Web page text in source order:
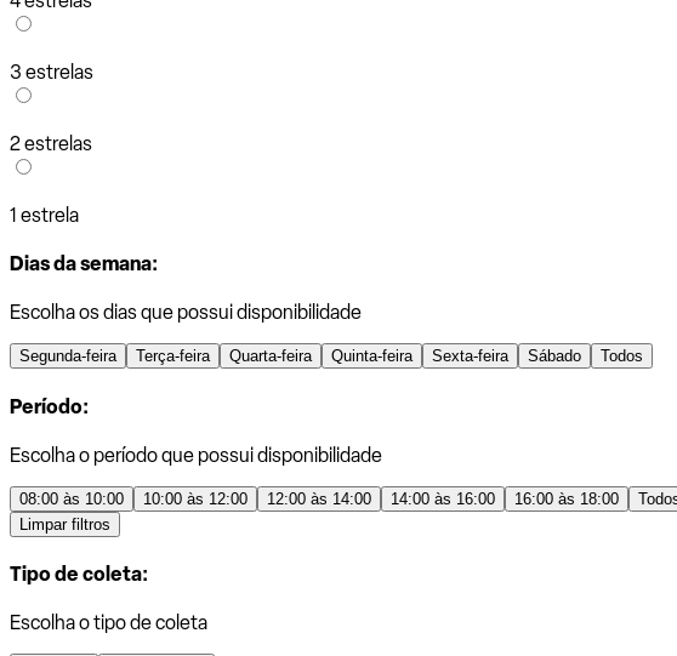
3 estrelas
2 estrelas
1 estrela
Dias da semana:
Escolha os dias que possui disponibilidade
Segunda-feira Terça-feira Quarta-feira Quinta-feira Sexta-feira Sábado Todos
Período:
Escolha o período que possui disponibilidade
08:00 às 10:00 10:00 às 12:00 12:00 às 14:00 14:00 às 16:00 16:00 às 18:00
Limpar filtros
Tipo de coleta:
Escolha o tipo de coleta